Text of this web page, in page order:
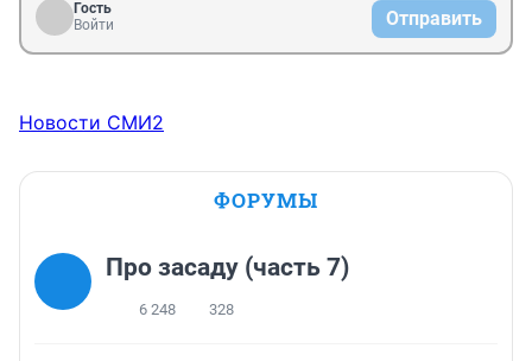
Гость
Войти
Отправить
Новости СМИ2
ФОРУМЫ
Про засаду (часть 7)
6 248 328